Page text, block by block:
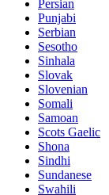
Persian
Punjabi
Serbian
Sesotho
Sinhala
Slovak
Slovenian
Somali
Samoan
Scots Gaelic
Shona
Sindhi
Sundanese
Swahili